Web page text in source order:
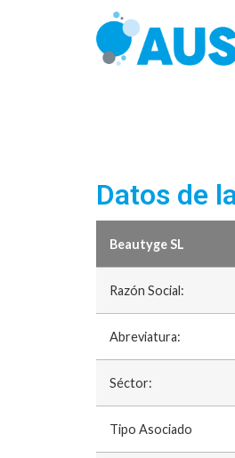
Datos de
Beautyge SL
Razón Social:
Abreviatura:
Séctor:
Tipo Asociado